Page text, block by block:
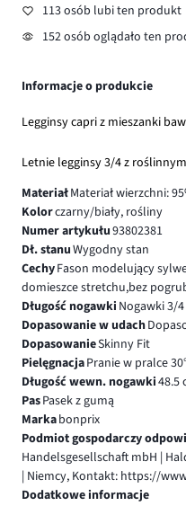
113 osób lubi ten produkt
152 osób oglądało ten
Informacje o produkcie
Legginsy capri z mieszanki
Letnie legginsy 3/4 z
MateriałMateriał wierzchni:
Kolorczarny/biały, rośliny
Numer artykułu93802381
Dł. stanuWygodny stan
CechyFason modelujący
domieszce stretchu,bez
Długość nogawki Nogawki 3/4
Dopasowanie w udach
DopasowanieSkinny Fit
PielęgnacjaPranie w pralce
Długość wewn. nogawki48.5
PasPasek z gumą
Markabonprix
Podmiot gospodarczy
Handelsgesellschaft mbH |
| Niemcy, Kontakt: https://
Dodatkowe informacje